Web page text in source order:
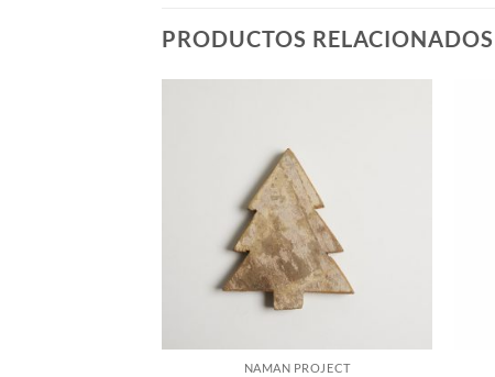
PRODUCTOS RELACIONADOS
NAMAN PROJECT